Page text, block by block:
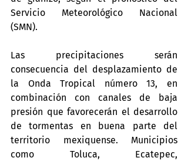
Servicio Meteorológico Nacional
(SMN).
Las precipitaciones serán
consecuencia del desplazamiento de
la Onda Tropical número 13, en
combinación con canales de baja
presión que favorecerán el desarrollo
de tormentas en buena parte del
territorio mexiquense. Municipios
como Toluca, Ecatepec,